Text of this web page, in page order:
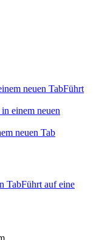
neuen TabFührt
einem neuen
neuen Tab
TabFührt auf eine